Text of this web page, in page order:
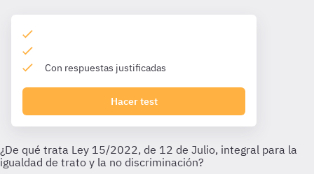
Con respuestas justificadas
Hacer test